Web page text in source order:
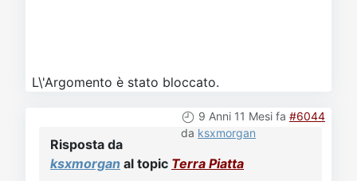
L\'Argomento è stato bloccato.
9 Anni 11 Mesi fa #6044
da ksxmorgan
Risposta da
ksxmorgan al topic Terra Piatta